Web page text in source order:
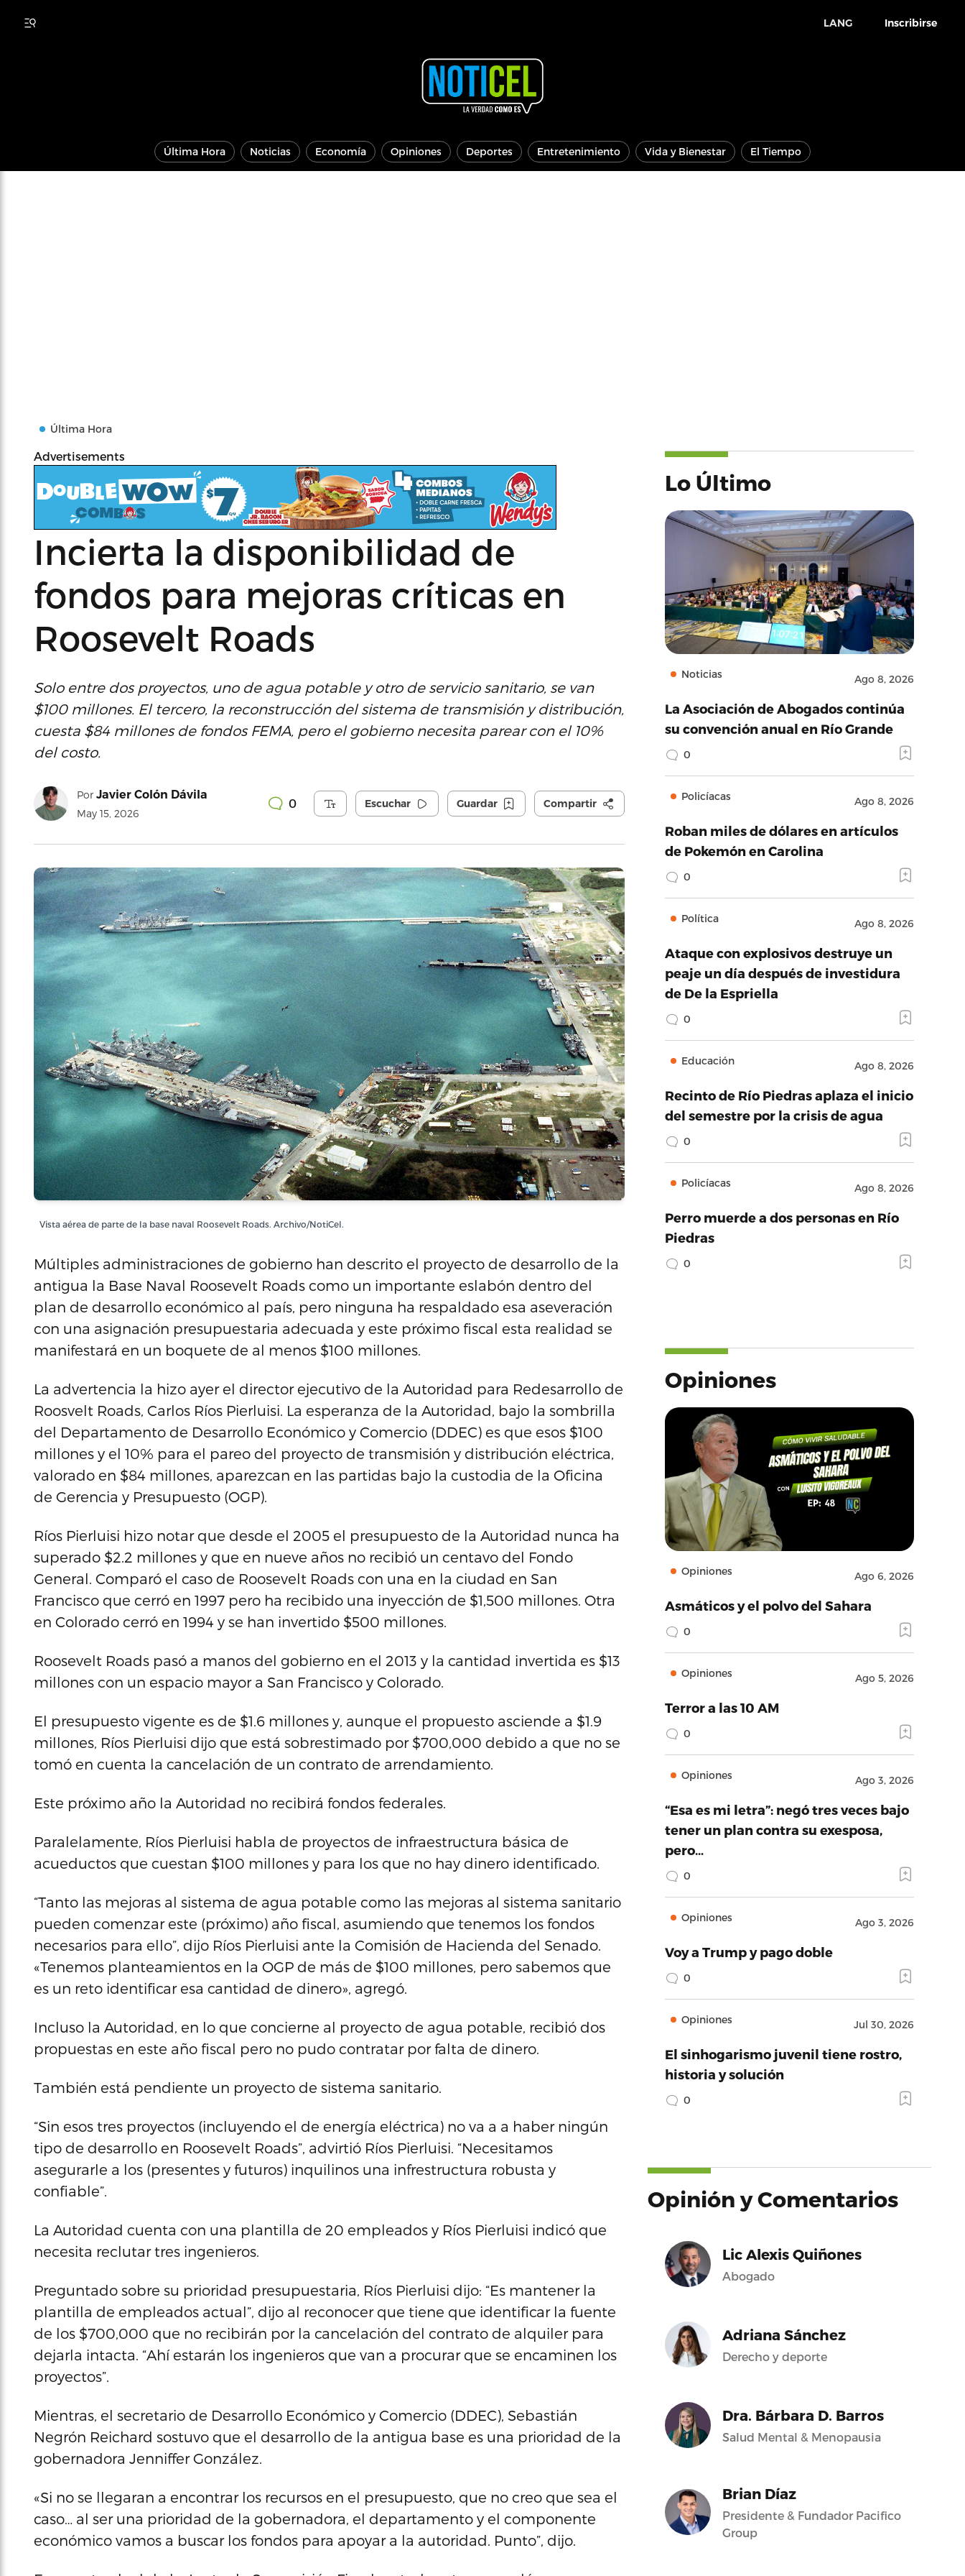
LANG Inscribirse
Última Hora Noticias Economía Opiniones Deportes Entretenimiento Vida y Bienestar El Tiempo
Última Hora
Advertisements
Incierta la disponibilidad de
fondos para mejoras críticas en
Roosevelt Roads
Solo entre dos proyectos, uno de agua potable y otro de servicio sanitario, se van
$100 millones. El tercero, la reconstrucción del sistema de transmisión y distribución,
cuesta $84 millones de fondos FEMA, pero el gobierno necesita parear con el 10%
del costo.
Por Javier Colón Dávila
May 15, 2026
0 Escuchar Guardar Compartir
Vista aérea de parte de la base naval Roosevelt Roads. Archivo/NotiCel.
Múltiples administraciones de gobierno han descrito el proyecto de desarrollo de la
antigua la Base Naval Roosevelt Roads como un importante eslabón dentro del
plan de desarrollo económico al país, pero ninguna ha respaldado esa aseveración
con una asignación presupuestaria adecuada y este próximo fiscal esta realidad se
manifestará en un boquete de al menos $100 millones.
La advertencia la hizo ayer el director ejecutivo de la Autoridad para Redesarrollo de
Roosvelt Roads, Carlos Ríos Pierluisi. La esperanza de la Autoridad, bajo la sombrilla
del Departamento de Desarrollo Económico y Comercio (DDEC) es que esos $100
millones y el 10% para el pareo del proyecto de transmisión y distribución eléctrica,
valorado en $84 millones, aparezcan en las partidas bajo la custodia de la Oficina
de Gerencia y Presupuesto (OGP).
Ríos Pierluisi hizo notar que desde el 2005 el presupuesto de la Autoridad nunca ha
superado $2.2 millones y que en nueve años no recibió un centavo del Fondo
General. Comparó el caso de Roosevelt Roads con una en la ciudad en San
Francisco que cerró en 1997 pero ha recibido una inyección de $1,500 millones. Otra
en Colorado cerró en 1994 y se han invertido $500 millones.
Roosevelt Roads pasó a manos del gobierno en el 2013 y la cantidad invertida es $13
millones con un espacio mayor a San Francisco y Colorado.
El presupuesto vigente es de $1.6 millones y, aunque el propuesto asciende a $1.9
millones, Ríos Pierluisi dijo que está sobrestimado por $700,000 debido a que no se
tomó en cuenta la cancelación de un contrato de arrendamiento.
Este próximo año la Autoridad no recibirá fondos federales.
Paralelamente, Ríos Pierluisi habla de proyectos de infraestructura básica de
acueductos que cuestan $100 millones y para los que no hay dinero identificado.
“Tanto las mejoras al sistema de agua potable como las mejoras al sistema sanitario
pueden comenzar este (próximo) año fiscal, asumiendo que tenemos los fondos
necesarios para ello”, dijo Ríos Pierluisi ante la Comisión de Hacienda del Senado.
«Tenemos planteamientos en la OGP de más de $100 millones, pero sabemos que
es un reto identificar esa cantidad de dinero», agregó.
Incluso la Autoridad, en lo que concierne al proyecto de agua potable, recibió dos
propuestas en este año fiscal pero no pudo contratar por falta de dinero.
También está pendiente un proyecto de sistema sanitario.
“Sin esos tres proyectos (incluyendo el de energía eléctrica) no va a a haber ningún
tipo de desarrollo en Roosevelt Roads”, advirtió Ríos Pierluisi. “Necesitamos
asegurarle a los (presentes y futuros) inquilinos una infrestructura robusta y
confiable”.
La Autoridad cuenta con una plantilla de 20 empleados y Ríos Pierluisi indicó que
necesita reclutar tres ingenieros.
Preguntado sobre su prioridad presupuestaria, Ríos Pierluisi dijo: “Es mantener la
plantilla de empleados actual”, dijo al reconocer que tiene que identificar la fuente
de los $700,000 que no recibirán por la cancelación del contrato de alquiler para
dejarla intacta. “Ahí estarán los ingenieros que van a procurar que se encaminen los
proyectos”.
Mientras, el secretario de Desarrollo Económico y Comercio (DDEC), Sebastián
Negrón Reichard sostuvo que el desarrollo de la antigua base es una prioridad de la
gobernadora Jenniffer González.
«Si no se llegaran a encontrar los recursos en el presupuesto, que no creo que sea el
caso… al ser una prioridad de la gobernadora, el departamento y el componente
económico vamos a buscar los fondos para apoyar a la autoridad. Punto”, dijo.
Lo Último
Noticias Ago 8, 2026
La Asociación de Abogados continúa
su convención anual en Río Grande
0
Policíacas Ago 8, 2026
Roban miles de dólares en artículos
de Pokemón en Carolina
0
Política Ago 8, 2026
Ataque con explosivos destruye un
peaje un día después de investidura
de De la Espriella
0
Educación Ago 8, 2026
Recinto de Río Piedras aplaza el inicio
del semestre por la crisis de agua
0
Policíacas Ago 8, 2026
Perro muerde a dos personas en Río
Piedras
0
Opiniones
Opiniones Ago 6, 2026
Asmáticos y el polvo del Sahara
0
Opiniones Ago 5, 2026
Terror a las 10 AM
0
Opiniones Ago 3, 2026
“Esa es mi letra”: negó tres veces bajo
tener un plan contra su exesposa,
pero…
0
Opiniones Ago 3, 2026
Voy a Trump y pago doble
0
Opiniones Jul 30, 2026
El sinhogarismo juvenil tiene rostro,
historia y solución
0
Opinión y Comentarios
Lic Alexis Quiñones
Abogado
Adriana Sánchez
Derecho y deporte
Dra. Bárbara D. Barros
Salud Mental & Menopausia
Brian Díaz
Presidente & Fundador Pacifico
Group